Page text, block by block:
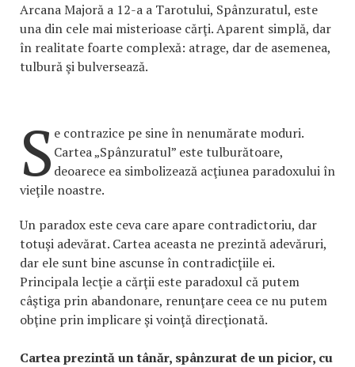
Arcana Majoră a 12-a a Tarotului, Spânzuratul, este
una din cele mai misterioase cărţi. Aparent simplă, dar
în realitate foarte complexă: atrage, dar de asemenea,
tulbură şi bulversează.
S e contrazice pe sine în nenumărate moduri.
Cartea „Spânzuratul” este tulburătoare,
deoarece ea simbolizează acţiunea paradoxului în
vieţile noastre.
Un paradox este ceva care apare contradictoriu, dar
totuşi adevărat. Cartea aceasta ne prezintă adevăruri,
dar ele sunt bine ascunse în contradicţiile ei.
Principala lecţie a cărţii este paradoxul că putem
câştiga prin abandonare, renunţare ceea ce nu putem
obţine prin implicare şi voinţă direcţionată.
Cartea prezintă un tânăr, spânzurat de un picior, cu